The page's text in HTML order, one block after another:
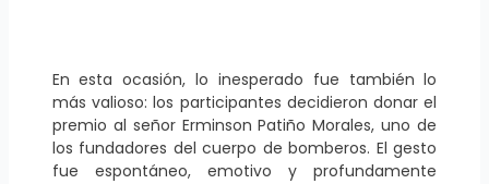
En esta ocasión, lo inesperado fue también lo
más valioso: los participantes decidieron donar el
premio al señor Erminson Patiño Morales, uno de
los fundadores del cuerpo de bomberos. El gesto
fue espontáneo, emotivo y profundamente